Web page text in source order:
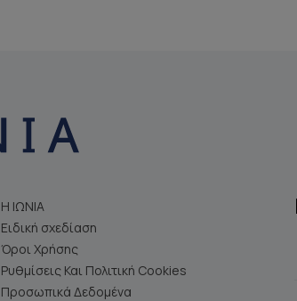
Η ΙΩΝΙΑ
Ειδική σχεδίαση
Όροι Χρήσης
Ρυθμίσεις Και Πολιτική Cookies
Προσωπικά Δεδομένα